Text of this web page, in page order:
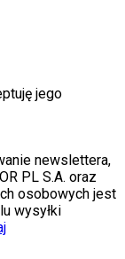
jego
newslettera,
PL S.A. oraz
osobowych jest
wysyłki